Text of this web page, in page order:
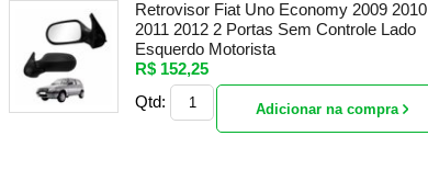
Retrovisor Fiat Uno Economy 2009 2010
2011 2012 2 Portas Sem Controle Lado
Esquerdo Motorista
R$ 152,25
Qtd:
Adicionar na compra